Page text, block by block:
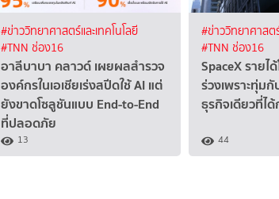
#ข่าววิทยาศาสตร์และเทคโนโลยี
#TNN ช่อง16
อาลีบาบา คลาวด์ เผยผลสำรวจ
องค์กรในเอเชียเร่งสปีดใช้ AI แต่
ยังขาดโซลูชันแบบ End-to-End
ที่ปลอดภัย
13
#ข่าววิทยาศาสต
#TNN ช่อง16
SpaceX รายไ
ร่วงเพราะทุ่ม
ธุรกิจเดียวที่ได้
44